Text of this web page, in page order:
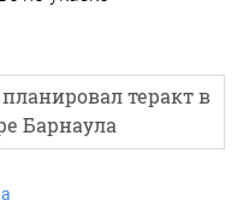
теракт в
Барнаула